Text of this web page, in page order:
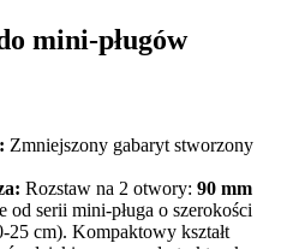
mini-pługów
Zmniejszony gabaryt stworzony
Rozstaw na 2 otwory: 90 mm
od serii mini-pługa o szerokości
25 cm). Kompaktowy kształt